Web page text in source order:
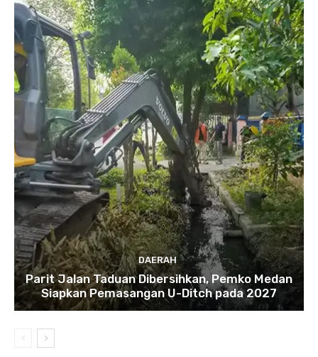
DAERAH
Parit Jalan Taduan Dibersihkan, Pemko Medan
Siapkan Pemasangan U-Ditch pada 2027